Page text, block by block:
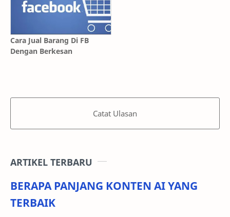
Cara Jual Barang Di FB
Dengan Berkesan
Catat Ulasan
ARTIKEL TERBARU
BERAPA PANJANG KONTEN AI YANG
TERBAIK